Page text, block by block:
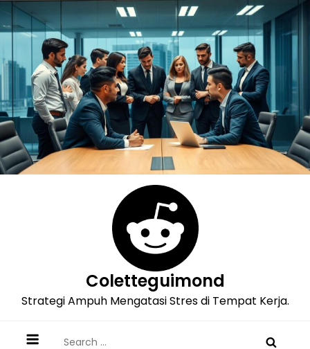
Skip
to
Coletteguimond
Strategi Ampuh Mengatasi Stres di Tempat Kerja.